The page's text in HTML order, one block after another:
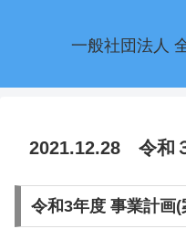
一般社団法人
2021.12.28 令和
令和3年度 事業計画(